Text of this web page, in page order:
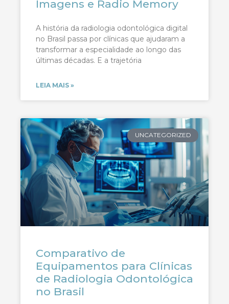
Imagens e Radio Memory
A história da radiologia odontológica digital
no Brasil passa por clínicas que ajudaram a
transformar a especialidade ao longo das
últimas décadas. E a trajetória
LEIA MAIS »
UNCATEGORIZED
Comparativo de
Equipamentos para Clínicas
de Radiologia Odontológica
no Brasil